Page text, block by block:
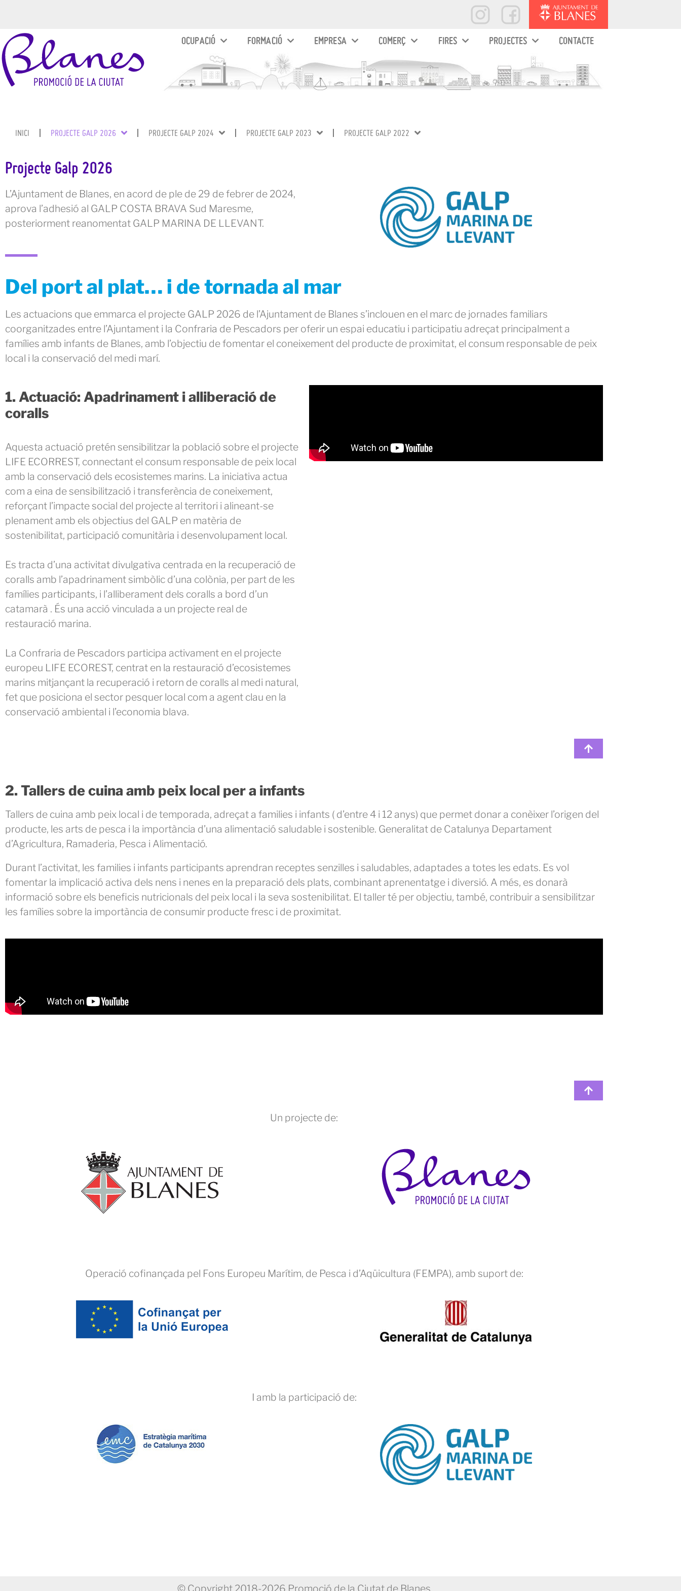
OCUPACIÓ FORMACIÓ EMPRESA COMERÇ FIRES PROJECTES CONTACTE
INICI PROJECTE GALP 2026 PROJECTE GALP 2024 PROJECTE GALP 2023 PROJECTE GALP 2022
Projecte Galp 2026
L’Ajuntament de Blanes, en acord de ple de 29 de febrer de 2024,
aprova l’adhesió al GALP COSTA BRAVA Sud Maresme,
posteriorment reanomentat GALP MARINA DE LLEVANT.
Del port al plat… i de tornada al mar
Les actuacions que emmarca el projecte GALP 2026 de l’Ajuntament de Blanes s’inclouen en el marc de jornades familiars
coorganitzades entre l’Ajuntament i la Confraria de Pescadors per oferir un espai educatiu i participatiu adreçat principalment a
famílies amb infants de Blanes, amb l’objectiu de fomentar el coneixement del producte de proximitat, el consum responsable de peix
local i la conservació del medi marí.
1. Actuació: Apadrinament i alliberació de
coralls
Aquesta actuació pretén sensibilitzar la població sobre el projecte
LIFE ECORREST, connectant el consum responsable de peix local
amb la conservació dels ecosistemes marins. La iniciativa actua
com a eina de sensibilització i transferència de coneixement,
reforçant l’impacte social del projecte al territori i alineant-se
plenament amb els objectius del GALP en matèria de
sostenibilitat, participació comunitària i desenvolupament local.
Es tracta d’una activitat divulgativa centrada en la recuperació de
coralls amb l’apadrinament simbòlic d’una colònia, per part de les
famílies participants, i l’alliberament dels coralls a bord d’un
catamarà . És una acció vinculada a un projecte real de
restauració marina.
La Confraria de Pescadors participa activament en el projecte
europeu LIFE ECOREST, centrat en la restauració d’ecosistemes
marins mitjançant la recuperació i retorn de coralls al medi natural,
fet que posiciona el sector pesquer local com a agent clau en la
conservació ambiental i l’economia blava.
2. Tallers de cuina amb peix local per a infants
Tallers de cuina amb peix local i de temporada, adreçat a families i infants ( d’entre 4 i 12 anys) que permet donar a conèixer l’origen del
producte, les arts de pesca i la importància d’una alimentació saludable i sostenible. Generalitat de Catalunya Departament
d’Agricultura, Ramaderia, Pesca i Alimentació.
Durant l’activitat, les families i infants participants aprendran receptes senzilles i saludables, adaptades a totes les edats. Es vol
fomentar la implicació activa dels nens i nenes en la preparació dels plats, combinant aprenentatge i diversió. A més, es donarà
informació sobre els beneficis nutricionals del peix local i la seva sostenibilitat. El taller té per objectiu, també, contribuir a sensibilitzar
les famílies sobre la importància de consumir producte fresc i de proximitat.
Un projecte de:
Operació cofinançada pel Fons Europeu Marítim, de Pesca i d’Aqüicultura (FEMPA), amb suport de:
I amb la participació de:
© Copyright 2018-2026 Promoció de la Ciutat de Blanes